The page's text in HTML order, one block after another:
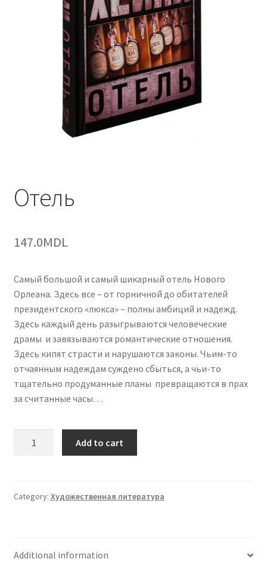
Отель
147.0MDL
Самый большой и самый шикарный отель Нового
Орлеана. Здесь все – от горничной до обитателей
президентского «люкса» – полны амбиций и надежд.
Здесь каждый день разыгрываются человеческие
драмы и завязываются романтические отношения.
Здесь кипят страсти и нарушаются законы. Чьим-то
отчаянным надеждам суждено сбыться, а чьи-то
тщательно продуманные планы превращаются в прах
за считанные часы…
Add to cart
Category: Художественная литература
Additional information